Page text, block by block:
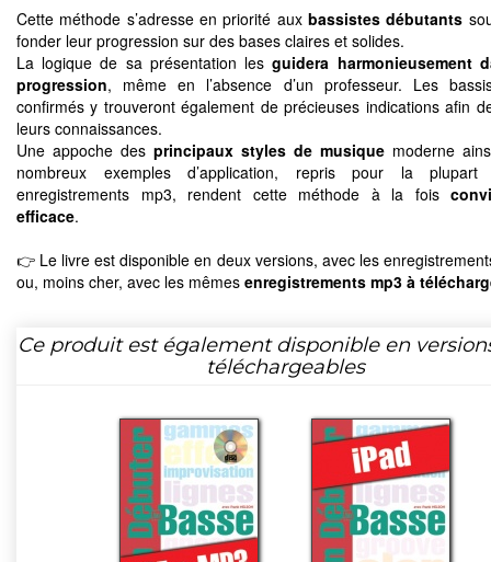
Cette méthode s’adresse en priorité aux bassistes débutants
fonder leur progression sur des bases claires et solides.
La logique de sa présentation lesguidera harmonieusement
progression, même en l’absence d’un professeur. Les
confirmés y trouveront également de précieuses indications afin
leurs connaissances.
Une appoche des principaux styles de musique moderne
nombreux exemples d’application, repris pour la
enregistrements mp3, rendent cette méthode à la fois
efficace.
👉 Le livre est disponible en deux versions, avec les
ou, moins cher, avec les mêmes enregistrements mp3 à
Ce produit est également disponible en
téléchargeables